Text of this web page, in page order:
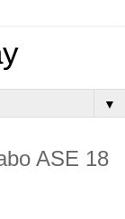
▼
ASE 18